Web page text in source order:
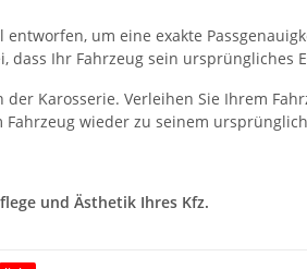
um eine exakte
Ihr Fahrzeug sein ursprüngliches
Karosserie. Verleihen Sie Ihrem
wieder zu seinem
und Ästhetik Ihres Kfz.